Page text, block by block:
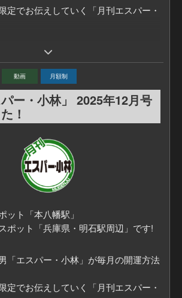
パー・小林」加入者専用申込ページ
です）
contents/?id=39106&mode=pd
定でお伝えしていく「月刊エスパー・
小林おすすめの「パワースポット」を
！
・小林」についてはこちら
contents/?id=595
動画 月額制
パー・小林」 2025年12月号
！
ット「本八幡駅」
ポット「兵庫県・明石駅周辺」です!
「エスパー・小林」が毎月の開運方法
定でお伝えしていく「月刊エスパー・